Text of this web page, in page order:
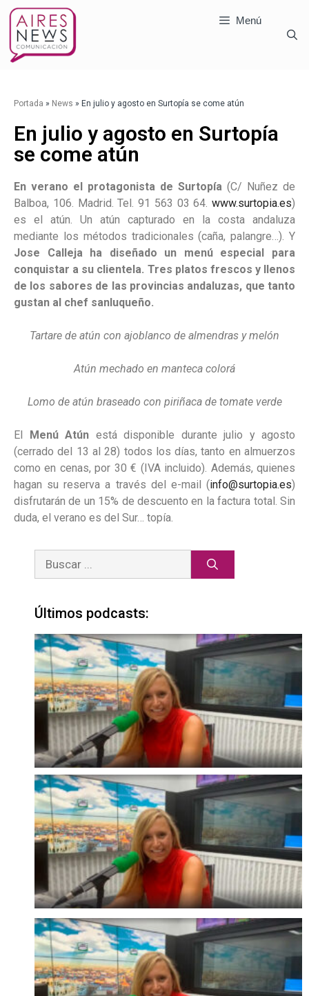
Menú
Portada » News » En julio y agosto en Surtopía se come atún
En julio y agosto en Surtopía
se come atún
En verano el protagonista de Surtopía (C/ Nuñez de
Balboa, 106. Madrid. Tel. 91 563 03 64. www.surtopia.es)
es el atún. Un atún capturado en la costa andaluza
mediante los métodos tradicionales (caña, palangre…). Y
Jose Calleja ha diseñado un menú especial para
conquistar a su clientela. Tres platos frescos y llenos
de los sabores de las provincias andaluzas, que tanto
gustan al chef sanluqueño.
Tartare de atún con ajoblanco de almendras y melón
Atún mechado en manteca colorá
Lomo de atún braseado con piriñaca de tomate verde
El Menú Atún está disponible durante julio y agosto
(cerrado del 13 al 28) todos los días, tanto en almuerzos
como en cenas, por 30 € (IVA incluido). Además, quienes
hagan su reserva a través del e-mail (info@surtopia.es)
disfrutarán de un 15% de descuento en la factura total. Sin
duda, el verano es del Sur… topía.
Últimos podcasts: